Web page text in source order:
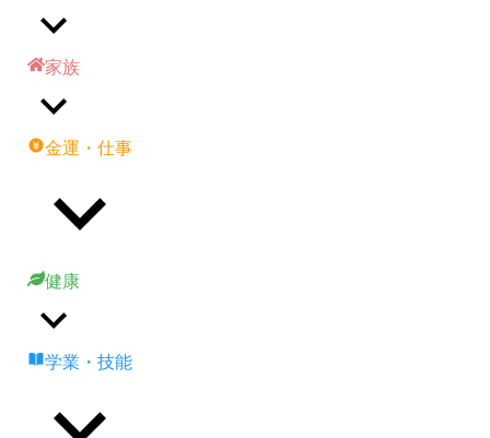
家族
金運・仕事
健康
学業・技能